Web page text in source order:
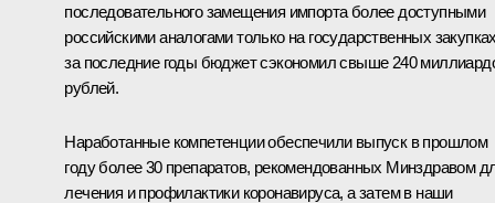
последовательного замещения импорта более доступными
российскими аналогами только на государственных
за последние годы бюджет сэкономил свыше 240
рублей.
Наработанные компетенции обеспечили выпуск в прошлом
году более 30 препаратов, рекомендованных Минздравом
лечения и профилактики коронавируса, а затем в наши